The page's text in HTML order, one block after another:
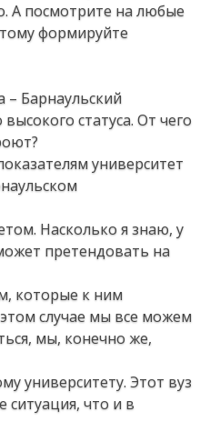
А посмотрите на любые
формируйте
– Барнаульский
статуса. От чего
университет
Насколько я знаю, у
претендовать на
которые к ним
случае мы все можем
мы, конечно же,
университету. Этот вуз
что и в